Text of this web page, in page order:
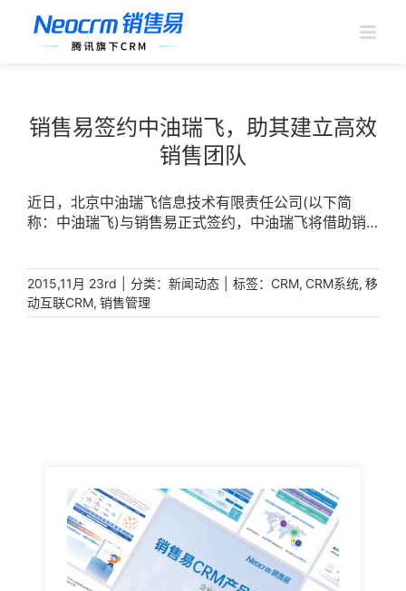
销售易签约中油瑞飞，助其建立高效
销售团队
近日，北京中油瑞飞信息技术有限责任公司(以下简
称：中油瑞飞)与销售易正式签约，中油瑞飞将借助销
瑞飞公司是中国石油集团规模更大、实力更强的IT服务
和技术支持单位，肩负着集团公司信息化建设“主力军”
使命，被誉为集团公司信息化建设的“皇家部队”，在国
销售易CRM，销售团队可以在任意时刻、通过PC端及
移动设备查看客户信息，并进行管理、统计、筛选，处
理商机;销售人员在外出拜访客户时，可以通过手机直接
查看知识库里的成功案例、产品介绍、价格表、销售工
具、购买合同等信息;管理者在出差时，可以随时查看项
2015,11月 23rd 分类： 新闻动态 标签： CRM, CRM系统, 移
动互联CRM, 销售管理